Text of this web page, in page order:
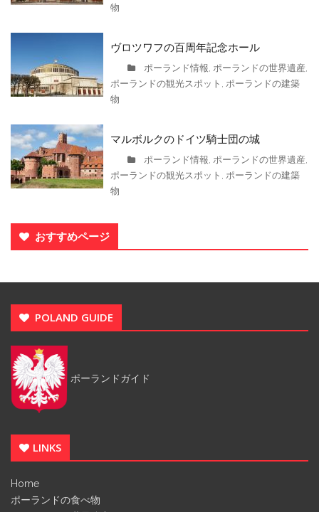
物
ヴロツワフの百周年記念ホール
ポーランド情報, ポーランドの世界遺産,
ポーランドの観光スポット , ポーランドの建築
物
マルボルクのドイツ騎士団の城
ポーランド情報, ポーランドの世界遺産,
ポーランドの観光スポット , ポーランドの建築
物
おすすめページ
POLAND GUIDE
ポーランドガイド
LINKS
Home
ポーランドの食べ物